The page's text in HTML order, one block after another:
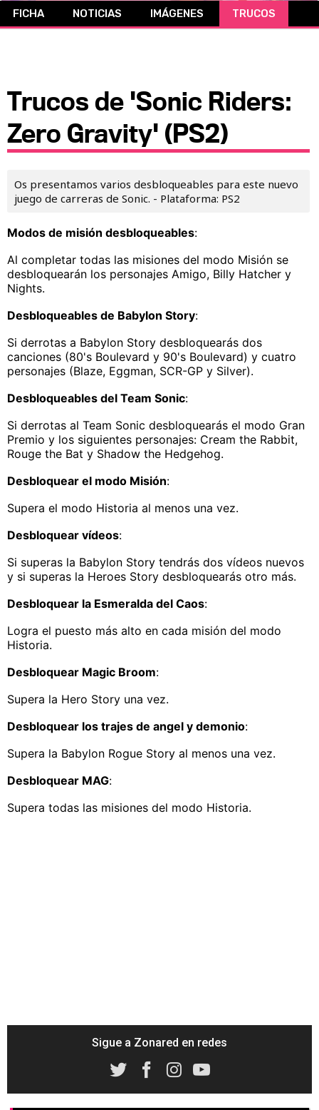
CÓMICS
FICHA NOTICIAS IMÁGENES TRUCOS
Trucos de 'Sonic Riders:
Zero Gravity' (PS2)
Os presentamos varios desbloqueables para este nuevo
juego de carreras de Sonic. - Plataforma: PS2
Modos de misión desbloqueables:
Al completar todas las misiones del modo Misión se
desbloquearán los personajes Amigo, Billy Hatcher y
Nights.
Desbloqueables de Babylon Story:
Si derrotas a Babylon Story desbloquearás dos
canciones (80's Boulevard y 90's Boulevard) y cuatro
personajes (Blaze, Eggman, SCR-GP y Silver).
Desbloqueables del Team Sonic:
Si derrotas al Team Sonic desbloquearás el modo Gran
Premio y los siguientes personajes: Cream the Rabbit,
Rouge the Bat y Shadow the Hedgehog.
Desbloquear el modo Misión:
Supera el modo Historia al menos una vez.
Desbloquear vídeos:
Si superas la Babylon Story tendrás dos vídeos nuevos
y si superas la Heroes Story desbloquearás otro más.
Desbloquear la Esmeralda del Caos:
Logra el puesto más alto en cada misión del modo
Historia.
Desbloquear Magic Broom:
Supera la Hero Story una vez.
Desbloquear los trajes de angel y demonio:
Supera la Babylon Rogue Story al menos una vez.
Desbloquear MAG:
Supera todas las misiones del modo Historia.
Sigue a Zonared en redes